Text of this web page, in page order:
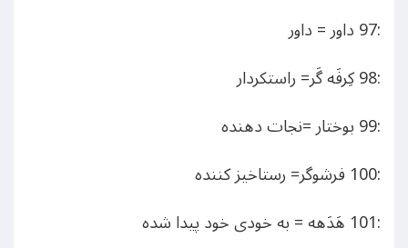
:97 داور = داور
:98 کِرفَه گَر= راستکردار
:99 بوختار =نجات دهنده
:100 فرشوگر= رستاخیز کننده
:101 هَدَهه = به خودی خود پیدا شده